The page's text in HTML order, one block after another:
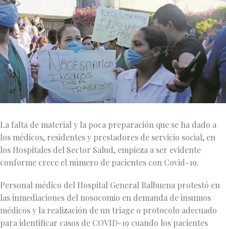
La falta de material y la poca preparación que se ha dado a
los médicos, residentes y prestadores de servicio social, en
los Hospitales del Sector Salud, empieza a ser evidente
conforme crece el número de pacientes con Covid-19.
Personal médico del Hospital General Balbuena protestó en
las inmediaciones del nosocomio en demanda de insumos
médicos y la realización de un triage o protocolo adecuado
para identificar casos de COVID-19 cuando los pacientes